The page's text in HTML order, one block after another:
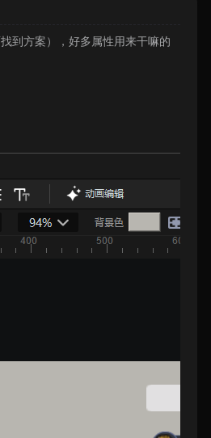
到方案），好多属性用来干嘛的